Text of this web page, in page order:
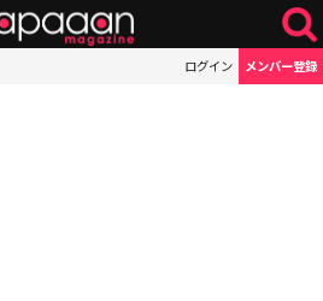
ログイン メンバー登録